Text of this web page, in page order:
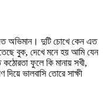
অভিমান। দুটি চোখে কেন এত
বুক, দেখে মনে হয় আমি যেন
কঠোরতা ফুলে কি মানায় সখী,
ভালবাসি তোরে সাক্ষী